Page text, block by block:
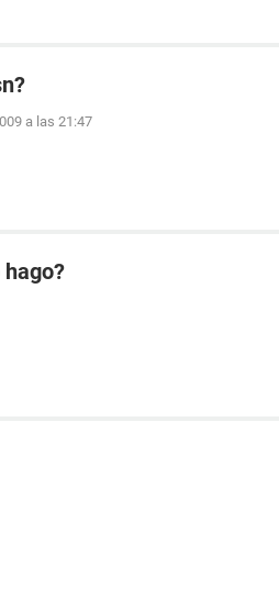
a las 21:47